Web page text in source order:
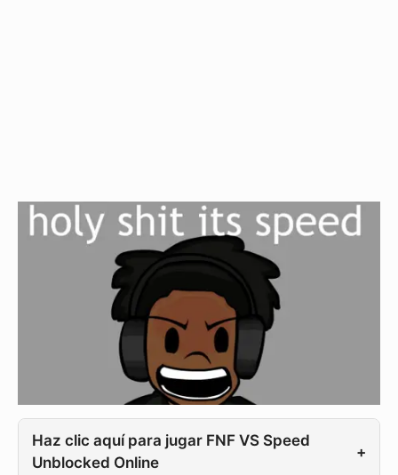
Haz clic aquí para jugar FNF VS Speed
Unblocked Online
+